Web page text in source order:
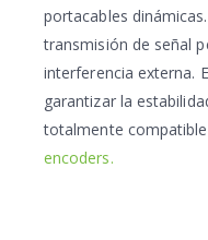
portacables
transmisión de señal
interferencia externa.
garantizar la
totalmente
encoders.